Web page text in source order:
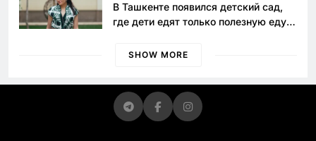
В Ташкенте появился детский сад,
где дети едят только полезную еду.
просить «кашу без сахара»
SHOW MORE